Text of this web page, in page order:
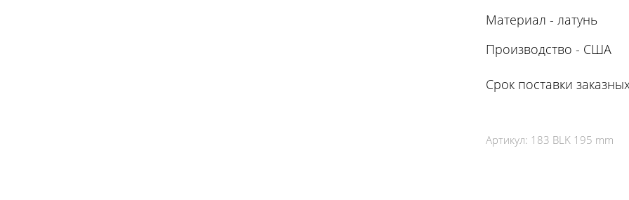
Материал - латунь
Производство - США
Срок поставки
Артикул: 183 BLK 195 mm